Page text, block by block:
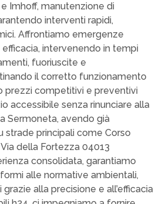
Imhoff, manutenzione di
interventi rapidi,
Affrontiamo emergenze
intervenendo in tempi
fuoriuscite e
il corretto funzionamento
prezzi competitivi e preventivi
accessibile senza rinunciare alla
Sermoneta, avendo già
principali come Corso
della Fortezza 04013
consolidata, garantiamo
alle normative ambientali,
alla precisione e all’efficacia